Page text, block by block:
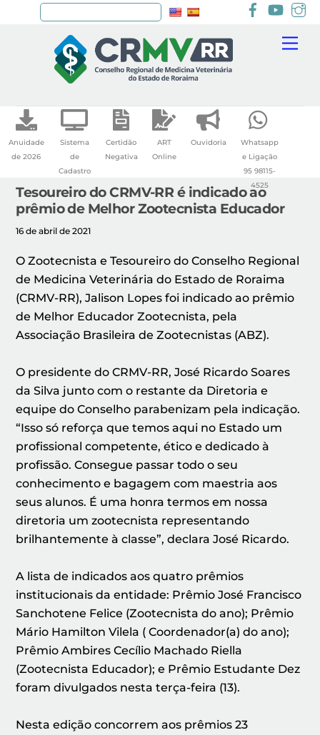
Anuidade
de 2026
Sistema
de
Cadastro
Certidão
Negativa
ART
Online
Ouvidoria
Whatsapp
e Ligação
95 98115-
4525
Tesoureiro do CRMV-RR é indicado ao
prêmio de Melhor Zootecnista Educador
16 de abril de 2021
O Zootecnista e Tesoureiro do Conselho Regional
de Medicina Veterinária do Estado de Roraima
(CRMV-RR), Jalison Lopes foi indicado ao prêmio
de Melhor Educador Zootecnista, pela
Associação Brasileira de Zootecnistas (ABZ).
O presidente do CRMV-RR, José Ricardo Soares
da Silva junto com o restante da Diretoria e
equipe do Conselho parabenizam pela indicação.
“Isso só reforça que temos aqui no Estado um
profissional competente, ético e dedicado à
profissão. Consegue passar todo o seu
conhecimento e bagagem com maestria aos
seus alunos. É uma honra termos em nossa
diretoria um zootecnista representando
brilhantemente à classe”, declara José Ricardo.
A lista de indicados aos quatro prêmios
institucionais da entidade: Prêmio José Francisco
Sanchotene Felice (Zootecnista do ano); Prêmio
Mário Hamilton Vilela ( Coordenador(a) do ano);
Prêmio Ambires Cecílio Machado Riella
(Zootecnista Educador); e Prêmio Estudante Dez
foram divulgados nesta terça-feira (13).
Nesta edição concorrem aos prêmios 23